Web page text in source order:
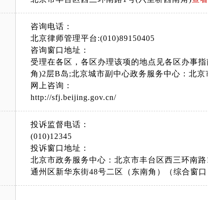
咨询电话：
北京律师管理平台:(010)89150405
咨询窗口地址：
受理在各区，各区办理该项的地点见各区办事
角)2层B岛;北京城市副中心政务服务中心：北
网上咨询：
http://sfj.beijing.gov.cn/
投诉监督电话：
(010)12345
投诉窗口地址：
北京市政务服务中心：北京市丰台区西三环南
通州区新华东街48号二区（东南角）（综合窗口